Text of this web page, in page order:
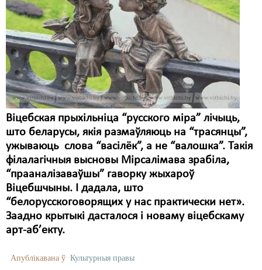
Віцебская прыхільніца “русского міра” лічыць,
што беларусы, якія размаўляюць на “трасянцы”,
ужываюць слова “васілёк”, а не “валошка”. Такія
філалагічныя высновы Мірсалімава зрабіла,
“прааналізаваўшы” гаворку жыхароў
Віцебшчыны. І дадала, што
“белорусскоговорящих у нас практически нет».
Заадно крытыкі дасталося і новаму віцебскаму
арт-аб’екту.
Апублікавана ў Культурныя правы
Затрыманьні
Карная псыхіятрыя
КПЧ ААН
Культурныя правы
ЛПП
Мігранты
Мірныя сходы
Палітвязьні
Праваабаронцы
Правы дзіцяці